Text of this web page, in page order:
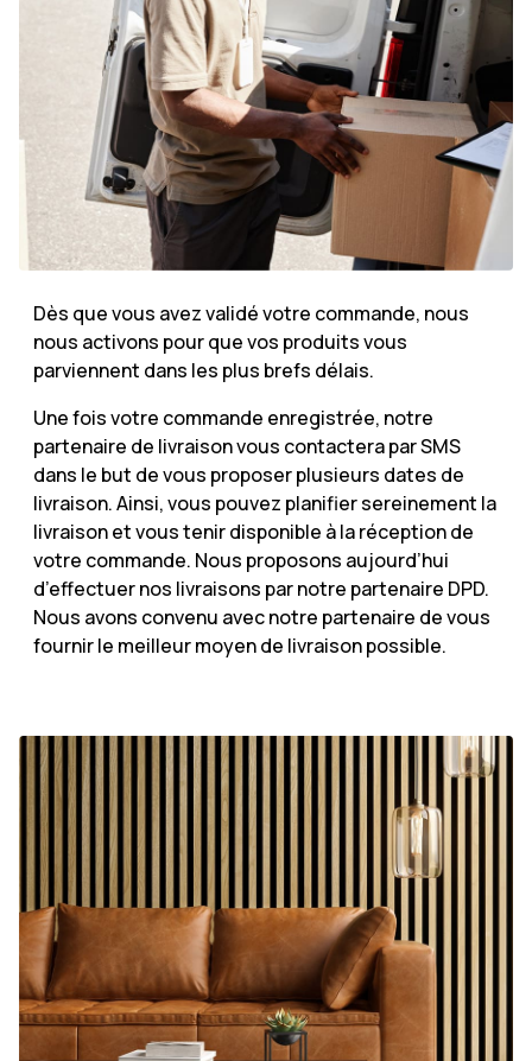
Dès que vous avez validé votre commande, nous
nous activons pour que vos produits vous
parviennent dans les plus brefs délais.
Une fois votre commande enregistrée, notre
partenaire de livraison vous contactera par SMS
dans le but de vous proposer plusieurs dates de
livraison. Ainsi, vous pouvez planifier sereinement la
livraison et vous tenir disponible à la réception de
votre commande. Nous proposons aujourd’hui
d’effectuer nos livraisons par notre partenaire DPD.
Nous avons convenu avec notre partenaire de vous
fournir le meilleur moyen de livraison possible.